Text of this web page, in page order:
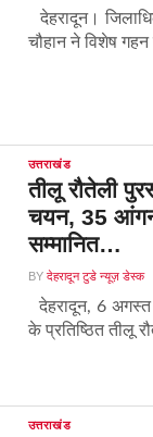
देहरादून।
चौहान ने विशेष
उत्तराखंड
तीलू रौतेली
चयन, 35
सम्मानित…
BY देहरादून टुडे न्यूज़ डेस्क
देहरादून, 6
के प्रतिष्ठित तीलू
उत्तराखंड